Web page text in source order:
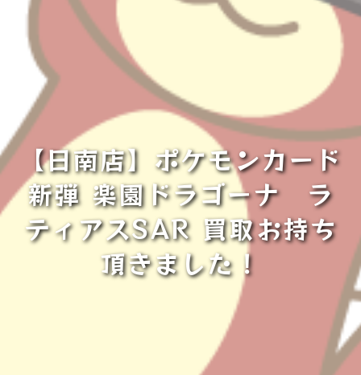
【日南店】ポケモンカード
新弾 楽園ドラゴーナ ラ
ティアスSAR 買取お持ち
頂きました！